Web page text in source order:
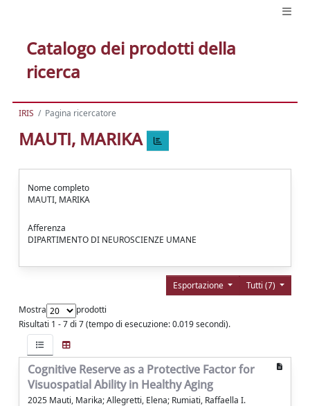
Catalogo dei prodotti della
ricerca
IRIS Pagina ricercatore
MAUTI, MARIKA
Nome completo
MAUTI, MARIKA
Afferenza
DIPARTIMENTO DI NEUROSCIENZE UMANE
Tutti (7)
Esportazione
Mostra
prodotti
Risultati 1 - 7 di 7 (tempo di esecuzione: 0.019 secondi).
Cognitive Reserve as a Protective Factor for
Visuospatial Ability in Healthy Aging
2025 Mauti, Marika; Allegretti, Elena; Rumiati, Raffaella I.